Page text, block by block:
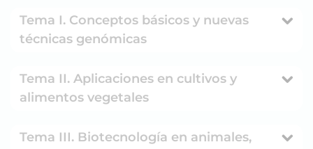
Tema I. Conceptos básicos y nuevas
técnicas genómicas
Tema II. Aplicaciones en cultivos y
alimentos vegetales
Tema III. Biotecnología en animales,